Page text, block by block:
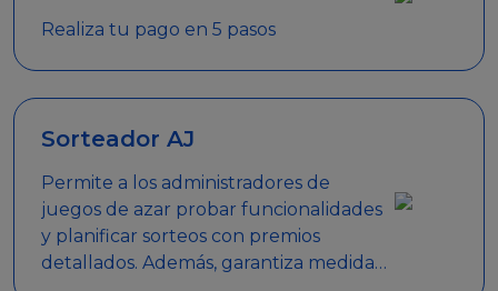
Realiza tu pago en 5 pasos
Sorteador AJ
Permite a los administradores de
juegos de azar probar funcionalidades
y planificar sorteos con premios
detallados. Además, garantiza medidas